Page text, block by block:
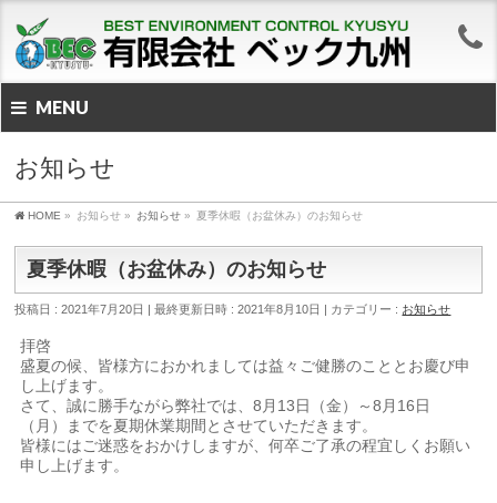
MENU
お知らせ
HOME » お知らせ » お知らせ » 夏季休暇（お盆休み）のお知らせ
夏季休暇（お盆休み）のお知らせ
投稿日 : 2021年7月20日 最終更新日時 : 2021年8月10日 カテゴリー : お知らせ
拝啓
盛夏の候、皆様方におかれましては益々ご健勝のこととお慶び申
し上げます。
さて、誠に勝手ながら弊社では、8月13日（金）～8月16日
（月）までを夏期休業期間とさせていただきます。
皆様にはご迷惑をおかけしますが、何卒ご了承の程宜しくお願い
申し上げます。